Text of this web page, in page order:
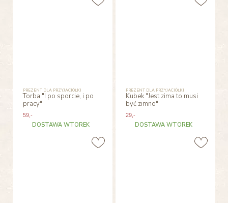
PREZENT DLA PRZYJACIÓŁKI
Torba "I po sporcie, i po
pracy"
59,-
DOSTAWA WTOREK
PREZENT DLA PRZYJACIÓŁKI
Kubek "Jest zima to musi
być zimno"
29 ,-
DOSTAWA WTOREK